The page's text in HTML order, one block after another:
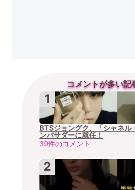
コメントが多い記
BTSジョングク、「シャネル
ンバサダーに就任！
39件のコメント